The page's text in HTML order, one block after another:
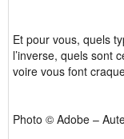
Et pour vous, quels
l’inverse, quels sont
voire vous font
Photo © Adobe –